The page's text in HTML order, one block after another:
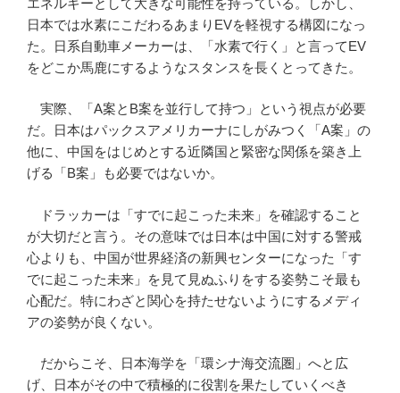
日本では水素にこだわるあまりEVを軽視する構図になっ
た。日系自動車メーカーは、「水素で行く」と言ってEV
をどこか馬鹿にするようなスタンスを長くとってきた。
実際、「A案とB案を並行して持つ」という視点が必要
だ。日本はパックスアメリカーナにしがみつく「A案」の
他に、中国をはじめとする近隣国と緊密な関係を築き上
げる「B案」も必要ではないか。
ドラッカーは「すでに起こった未来」を確認すること
が大切だと言う。その意味では日本は中国に対する警戒
心よりも、中国が世界経済の新興センターになった「す
でに起こった未来」を見て見ぬふりをする姿勢こそ最も
心配だ。特にわざと関心を持たせないようにするメディ
アの姿勢が良くない。
だからこそ、日本海学を「環シナ海交流圏」へと広
げ、日本がその中で積極的に役割を果たしていくべき